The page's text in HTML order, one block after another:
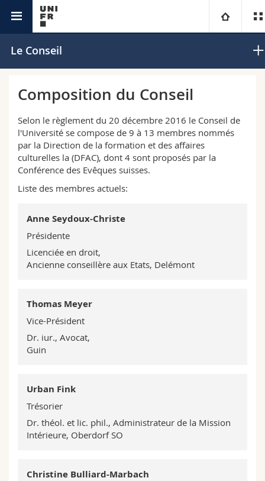
Université
Recherche
Université
Droit
Sciences économiques et sociales et management
Sciences de l'éducation et de la formation
Interfacultaire
Futurs étudiants
Chercheurs
Doctorants
Ressources
Annuaire du personnel
Bibliothèques
Programme des cours
MyUnifr
Le Conseil
Composition du Conseil
Selon le règlement du 20 décembre 2016 le Conseil de
l'Université se compose de 9 à 13 membres nommés
par la Direction de la formation et des affaires
culturelles la (DFAC), dont 4 sont proposés par la
Conférence des Evêques suisses.
Liste des membres actuels:
Anne Seydoux-Christe
Présidente
Licenciée en droit,
Ancienne conseillère aux Etats, Delémont
Thomas Meyer
Vice-Président
Dr. iur., Avocat,
Guin
Urban Fink
Trésorier
Dr. théol. et lic. phil., Administrateur de la Mission
Intérieure, Oberdorf SO
Christine Bulliard-Marbach